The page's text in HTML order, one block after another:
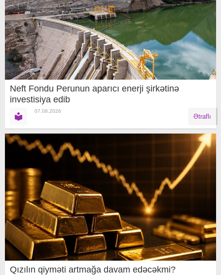
Neft Fondu Perunun aparıcı enerji şirkətinə
investisiya edib
07.08.2026
Ətraflı
Qızılın qiyməti artmağa davam edəcəkmi?